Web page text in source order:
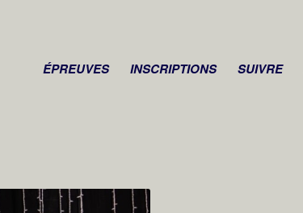
ÉPREUVES INSCRIPTIONS SUIVRE